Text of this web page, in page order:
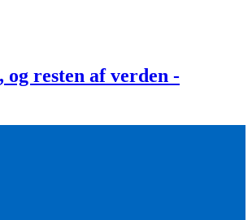
resten af verden -